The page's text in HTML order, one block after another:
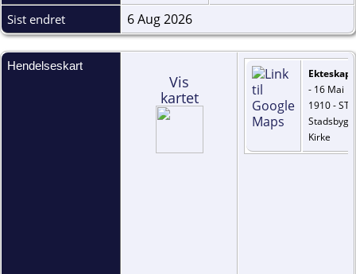
Sist endret 6 Aug 2026
Hendelseskart
Vis
kartet
Ekteskap
- 16 Mai
1910 - ST,
Stadsbygd
Kirke